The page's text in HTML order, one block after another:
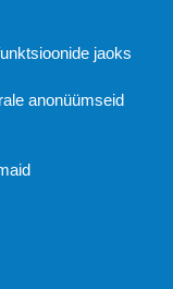
© 2020
Tallinn
jaoks
anonüümseid